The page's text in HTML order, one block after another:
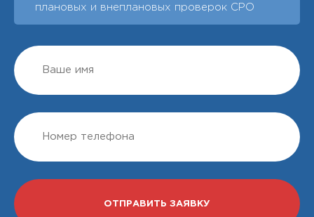
плановых и внеплановых проверок СРО